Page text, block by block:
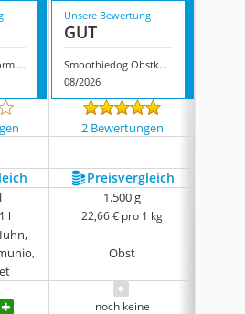
Smoothiecat Eisform für Hundeeis
Unsere Bewertung
GUT
Smoothiedog Obstkorb
08/2026
2 Bewertungen
Preis­vergleich
l
1.500 g
22,66 € pro 1 kg
Obst
noch keine